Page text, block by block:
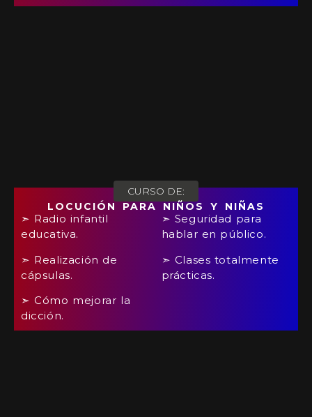
CURSO DE:
LOCUCIÓN PARA NIÑOS Y NIÑAS
➣ Radio infantil
educativa.
➣ Realización de
cápsulas.
➣ Cómo mejorar la
dicción.
➣ Seguridad para
hablar en público.
➣ Clases totalmente
prácticas.